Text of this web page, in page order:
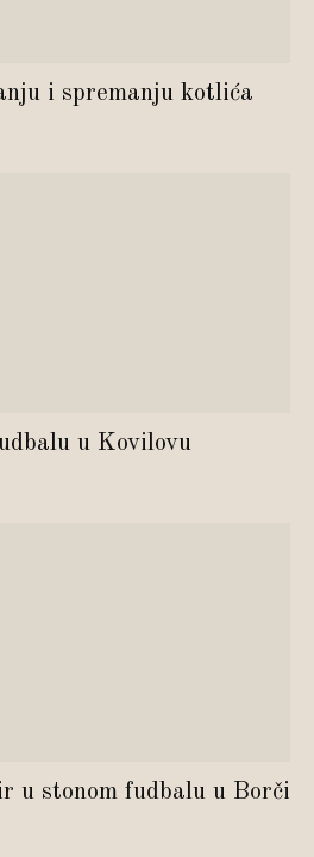
i spremanju kotlića
u Kovilovu
u stonom fudbalu u Borči